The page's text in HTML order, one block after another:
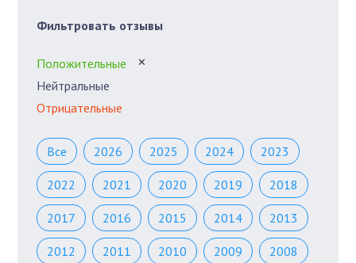
Фильтровать отзывы
Положительные ✕
Нейтральные
Отрицательные
Все 2026 2025 2024 2023
2022 2021 2020 2019 2018
2017 2016 2015 2014 2013
2012 2011 2010 2009 2008